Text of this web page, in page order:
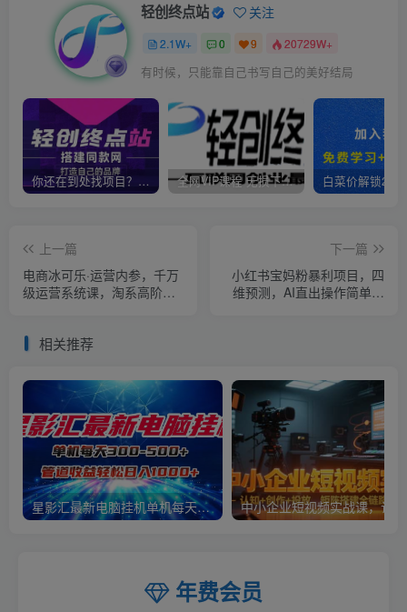
轻创终点站 关注
2.1W+ 0 9 20729W+
有时候，只能靠自己书写自己的美好结局
你还在到处找项目？还在当韭菜？我靠卖项目一个月收入5万+，曾经我也是个失败者。 全网VIP课程 无损下载~
上一篇
电商冰可乐·运营内参，千万
级运营系统课，淘系高阶运
下一篇
小红书宝妈粉暴利项目，四
维预测，AI直出操作简单，
相关推荐
星影汇最新电脑挂机单机每天300+团队管道收益轻松日入1000+
年费会员